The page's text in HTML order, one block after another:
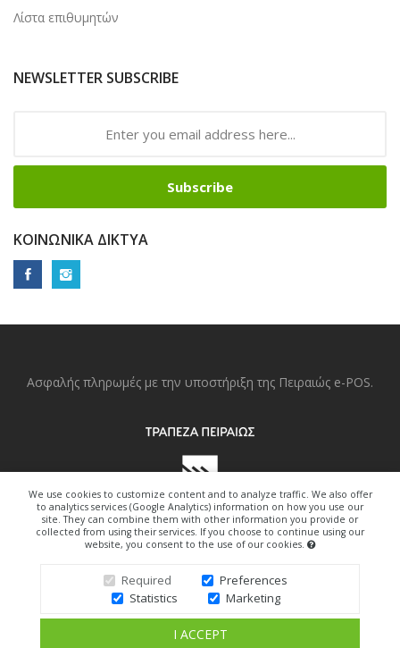
We use cookies to customize content and to analyze traffic. We also offer
to analytics services (Google Analytics) information on how you use our
site. They can combine them with other information you provide or
collected from using their services. If you choose to continue using our
website, you consent to the use of our cookies.
Required
Preferences
Statistics
Marketing
I ACCEPT
Λίστα επιθυμητών
NEWSLETTER SUBSCRIBE
Subscribe
ΚΟΙΝΩΝΙΚΆ ΔΊΚΤΥΑ
Ασφαλής πληρωμές με την υποστήριξη της Πειραιώς e-POS.
Copyright © 2022. All Right Reserved.
Design By Freedom-Art.gr